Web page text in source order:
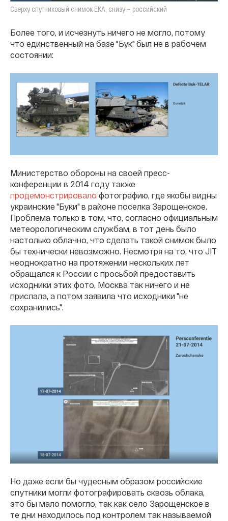
Сверху спутниковый снимок ЕКА, снизу — российский
Более того, и исчезнуть ничего не могло, потому
что единственный на базе "Бук" был не в рабочем
состоянии:
Министерство обороны на своей пресс-
конференции в 2014 году также
продемонстрировало фотографию, где якобы видны
украинские "Буки" в районе поселка Зарощенское.
Проблема только в том, что, согласно официальным
метеорологическим службам, в тот день было
настолько облачно, что сделать такой снимок было
бы технически невозможно. Несмотря на то, что JIT
неоднократно на протяжении нескольких лет
обращался к России с просьбой предоставить
исходники этих фото, Москва так ничего и не
прислала, а потом заявила что исходники "не
сохранились".
Но даже если бы чудесным образом российские
спутники могли фотографировать сквозь облака,
это бы мало помогло, так как село Зарощенское в
те дни находилось под контролем так называемой